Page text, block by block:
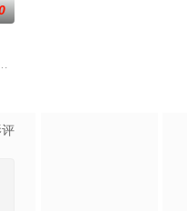
悄然上演。这一切竟是一场惊天
评